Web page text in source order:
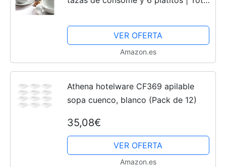
blanca con filo de oro | MENAJE DE
MESA
VER OFERTA
Amazon.es
Athena hotelware CF369 apilable
sopa cuenco, blanco (Pack de 12)
35,08€
VER OFERTA
Amazon.es